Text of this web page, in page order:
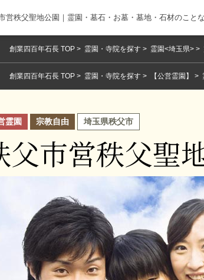
営秩父聖地公園｜霊園・墓石・お墓・墓地・石材のこと
創業四百年石長 TOP 霊園・寺院を探す 霊園<埼玉県>
創業四百年石長 TOP 霊園・寺院を探す 【公営霊園】
霊園 宗教自由 埼玉県秩父市
父市営秩父聖